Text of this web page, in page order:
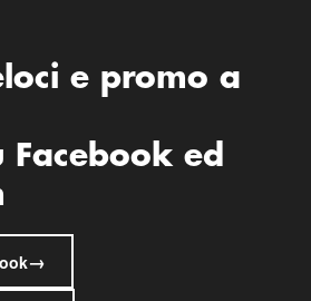
e promo a
Facebook ed
→